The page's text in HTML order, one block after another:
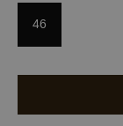
46